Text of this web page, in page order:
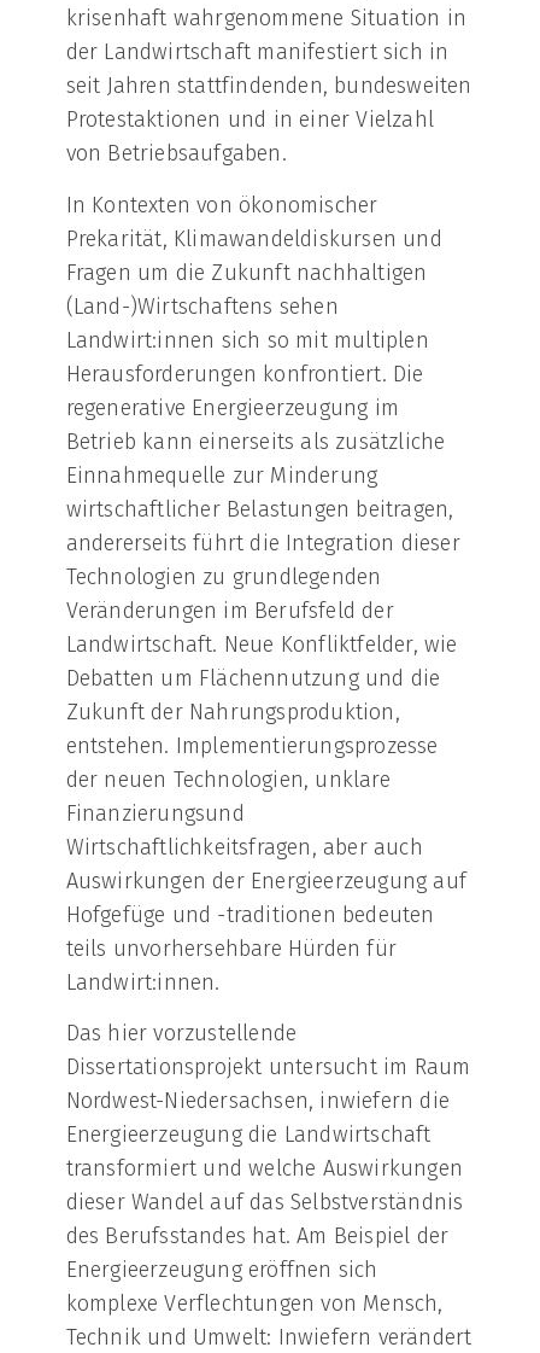
krisenhaft wahrgenommene Situation in
der Landwirtschaft manifestiert sich in
seit Jahren stattfindenden, bundesweiten
Protestaktionen und in einer Vielzahl
von Betriebsaufgaben.
In Kontexten von ökonomischer
Prekarität, Klimawandeldiskursen und
Fragen um die Zukunft nachhaltigen
(Land-)Wirtschaftens sehen
Landwirt:innen sich so mit multiplen
Herausforderungen konfrontiert. Die
regenerative Energieerzeugung im
Betrieb kann einerseits als zusätzliche
Einnahmequelle zur Minderung
wirtschaftlicher Belastungen beitragen,
andererseits führt die Integration dieser
Technologien zu grundlegenden
Veränderungen im Berufsfeld der
Landwirtschaft. Neue Konfliktfelder, wie
Debatten um Flächennutzung und die
Zukunft der Nahrungsproduktion,
entstehen. Implementierungsprozesse
der neuen Technologien, unklare
Finanzierungsund
Wirtschaftlichkeitsfragen, aber auch
Auswirkungen der Energieerzeugung auf
Hofgefüge und -traditionen bedeuten
teils unvorhersehbare Hürden für
Landwirt:innen.
Das hier vorzustellende
Dissertationsprojekt untersucht im Raum
Nordwest-Niedersachsen, inwiefern die
Energieerzeugung die Landwirtschaft
transformiert und welche Auswirkungen
dieser Wandel auf das Selbstverständnis
des Berufsstandes hat. Am Beispiel der
Energieerzeugung eröffnen sich
komplexe Verflechtungen von Mensch,
Technik und Umwelt: Inwiefern verändert